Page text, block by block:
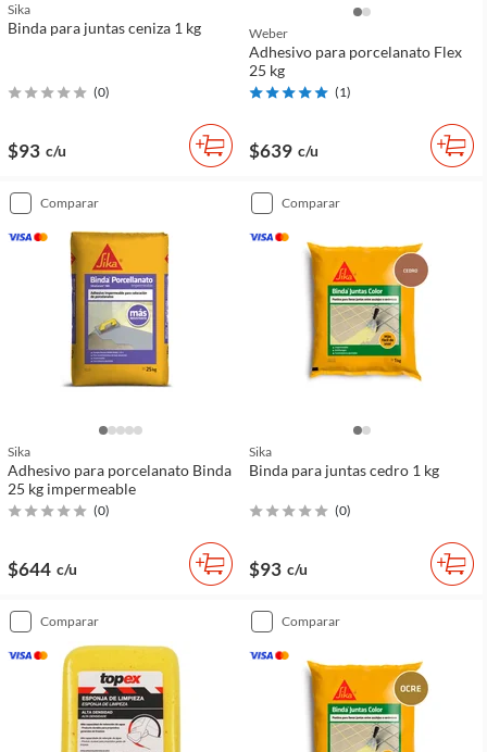
Sika
Binda para juntas ceniza 1 kg
(0)
$93 c/u
Weber
Adhesivo para porcelanato Flex
25 kg
(1)
$639 c/u
comparar
Sika
Adhesivo para porcelanato Binda
25 kg impermeable
(0)
$644 c/u
comparar
Sika
Binda para juntas cedro 1 kg
(0)
$93 c/u
comparar comparar